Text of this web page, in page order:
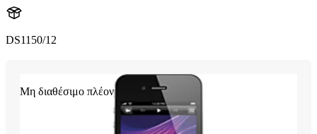
DS1150/12
Μη διαθέσιμο πλέον